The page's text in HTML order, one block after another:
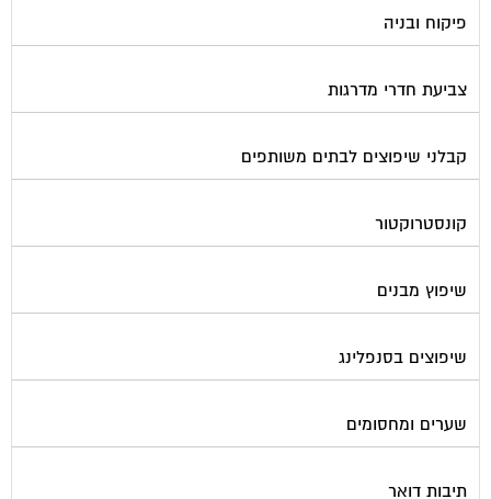
פיקוח ובניה
צביעת חדרי מדרגות
קבלני שיפוצים לבתים משותפים
קונסטרוקטור
שיפוץ מבנים
שיפוצים בסנפלינג
שערים ומחסומים
תיבות דואר